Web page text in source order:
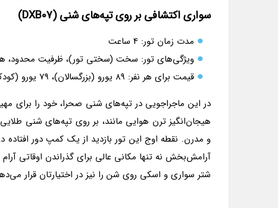
سواری اکتشافی بر روی تپه‌های شنی (DXB07)
مدت زمان تور: 4 ساعت
ویژگی‌های تور: سخت (سختی تور)، ظرفیت محدود،
قیمت برای هر نفر: 89 یورو (بزرگسالان)، 79 یورو (کودکان)
در این ماجراجویی در تپه‌های شنی صحرا، خود را برای
هیجان‌انگیز ترن هوایی مانند، بر روی تپه‌های شنی
و مدرن. نقطه اوج این تور بازدید از یک کمپ دور
آرامش‌بخش نه تنها مکانی عالی برای گذراندن اوقاتی
شتر سواری و اسکی روی شن را نیز در اختیارتان قرار